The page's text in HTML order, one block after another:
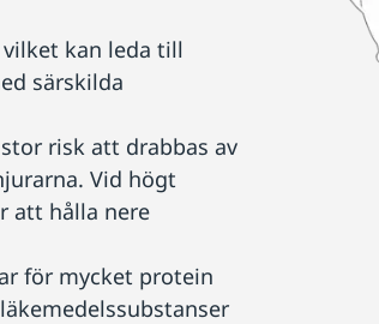
kan leda till
särskilda
risk att drabbas av
Vid högt
att hålla nere
för mycket protein